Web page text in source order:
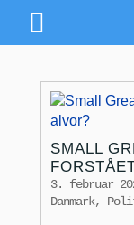
SMALL
3. februar
Danmark,